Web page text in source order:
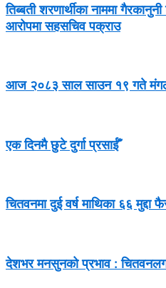
तिब्बती शरणार्थीका नाममा
आरोपमा सहसचिव पक्राउ
आज २०८३ साल साउन १९ गते
एक दिनमै छुटे दुर्गा प्रसाईँ
चितवनमा दुई वर्ष माथिका ६६ मुद्दा
देशभर मनसुनको प्रभाव :